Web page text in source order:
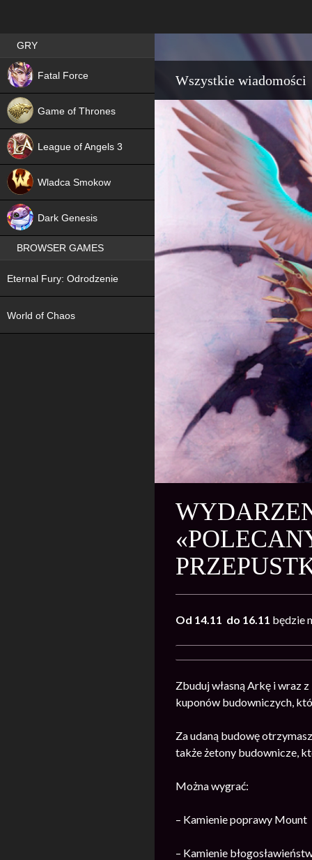
Wszystkie wiadomości
Od 14.11 do 16.11 będzie
Zbuduj własną Arkę i wraz
kuponów budowniczych,
Za udaną budowę
także żetony budownicze,
Można wygrać:
– Kamienie poprawy Mount
– Kamienie
Best RPG games in Poland
GRY
Fatal Force
NEW
Game of Thrones
League of Angels 3
Wladca Smokow
Dark Genesis
BROWSER GAMES
Eternal Fury: Odrodzenie
World of Chaos